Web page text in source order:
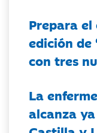
Prepara
edición de
con tres
La
alcanza